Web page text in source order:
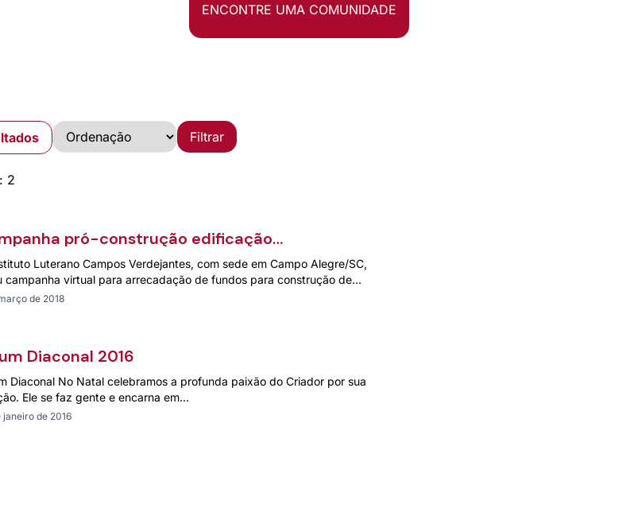
ENCONTRE UMA COMUNIDADE
Filtrar
2
pró-construção edificação
Luterano Campos Verdejantes
Luterano Campos Verdejantes, com sede em Campo Alegre/SC,
campanha virtual para arrecadação de fundos para construção de…
de 2018
Diaconal 2016
Diaconal No Natal celebramos a profunda paixão do Criador por sua
Ele se faz gente e encarna em…
janeiro de 2016